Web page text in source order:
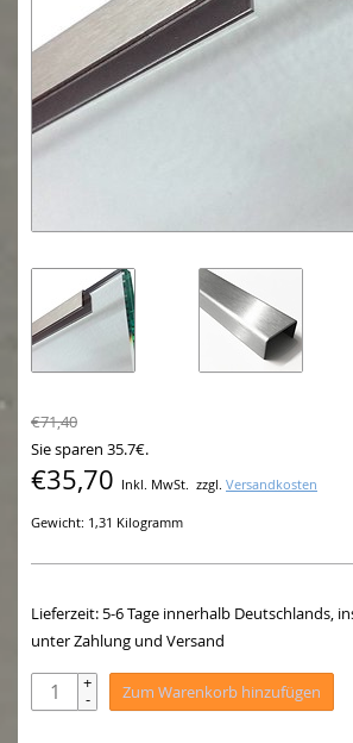
€71,40
Sie sparen 35.7€.
€35,70 Inkl. MwSt. zzgl. Versandkosten
Gewicht: 1,31 Kilogramm
Lieferzeit: 5-6 Tage innerhalb Deutschlands,
unter Zahlung und Versand
+
- Zum Warenkorb hinzufügen